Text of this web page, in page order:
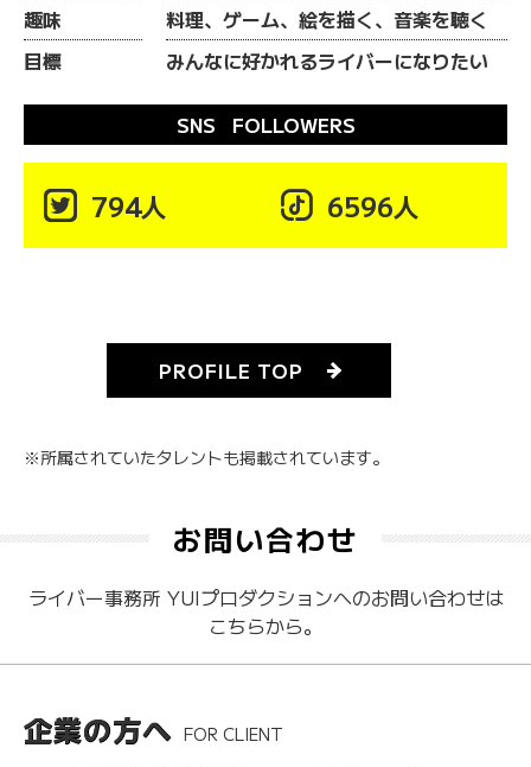
趣味
料理、ゲーム、絵を描く、音楽を聴く
目標
みんなに好かれるライバーになりたい
SNS FOLLOWERS
 794人  6596人
PROFILE TOP
※所属されていたタレントも掲載されています。
お問い合わせ
ライバー事務所 YUIプロダクションへのお問い合わせは
こちらから。
企業の方へ FOR CLIENT